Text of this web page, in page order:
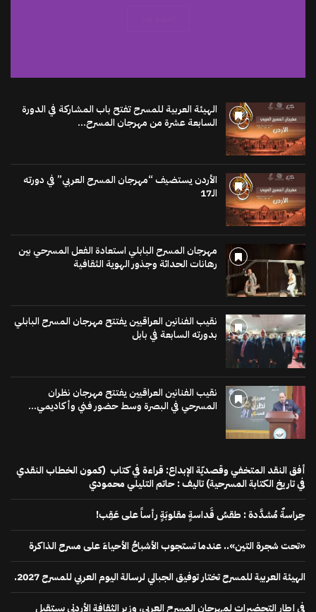
الهيئة العربية للمسرح تفتح باب المشاركة في الدورة
السابعة عشرة من مهرجان المسرح...
الأردن يستضيف “مهرجان المسرح العربي” في دورته
الـ17
مهرجان المسرح البابلي استعادة الفعل المسرحي بين
رهانات الحداثة وجذور الهوية الثقافية
نقيب الفنانين العراقيين يفتتح مهرجان المسرح البابلي
بدورته السابعة في بابل
نقيب الفنانين العراقيين يفتتح مهرجان نظران
المسرحي في البصرة وسط حضور فني وأكاديمي...
أفق النقد المتخفي وقصديّة الإبداع: قراءة في كتاب (كمون الخطاب النقدي
في تاريخ الكتابة المسرحية) تاليف : حاتم التليلي محمودي
حِراسةٌ مُشدَّدة : طقسُ قَداسةٍ مقلوبَةٍ رأساً على عَقِب!
«تحت شجرة التين».. عندما تستجوب الأشباحُ الأحياءَ على مسرح الذاكرة
الهيئة العربية للمسرح تختار توفيق الجبالي لرسالة اليوم العربي للمسرح 2027.
في إطار التحضيرات لمهرجان المسرح العربي، وزير الثقافة الأردني يستقبل